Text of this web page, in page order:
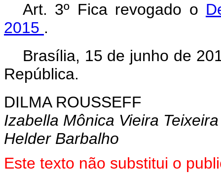
Art. 3º Fica revogado o
2015 .
Brasília, 15 de junho de
República.
DILMA ROUSSEFF
Izabella Mônica Vieira Teixeira
Helder Barbalho
Este texto não substitui o